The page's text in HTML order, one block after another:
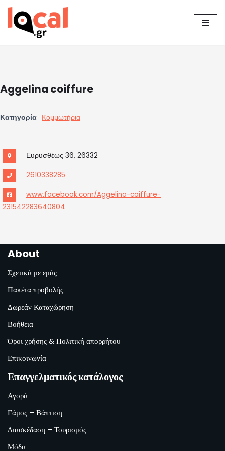
Μεταπηδήστε
Aggelina coiffure
Κατηγορία Κομμωτήρια
Ευρυσθέως 36, 26332
2610338285
www.facebook.com/Aggelina-coiffure-
231542283640804
About
Σχετικά με εμάς
Πακέτα προβολής
Δωρεάν Καταχώρηση
Βοήθεια
Όροι χρήσης & Πολιτική απορρήτου
Επικοινωνία
Επαγγελματικός κατάλογος
Αγορά
Γάμος – Βάπτιση
Διασκέδαση – Τουρισμός
Μόδα